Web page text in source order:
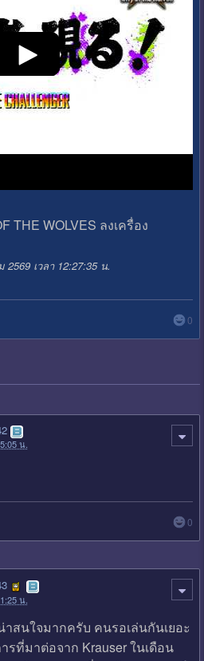
THE WOLVES ลงเครื่อง
เวลา 12:27:35 น.
0
น.
0
น.
สนใจมากครับ คนรอเล่นกันเยอะ
ที่มาต่อจาก Krauser ในเดือน